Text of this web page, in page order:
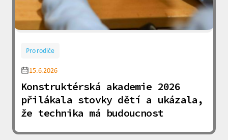
Pro rodiče
15.6.2026
Konstruktérská akademie 2026
přilákala stovky dětí a ukázala,
že technika má budoucnost